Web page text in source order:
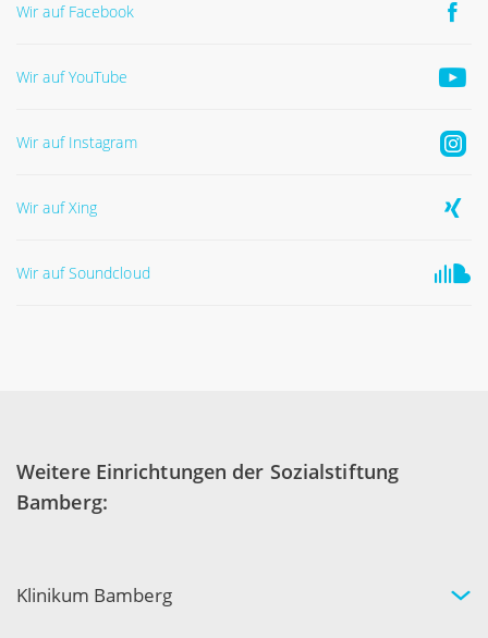
Wir auf Facebook
Wir auf YouTube
Wir auf Instagram
Wir auf Xing
Wir auf Soundcloud
Weitere Einrichtungen der Sozialstiftung
Bamberg:
Klinikum Bamberg